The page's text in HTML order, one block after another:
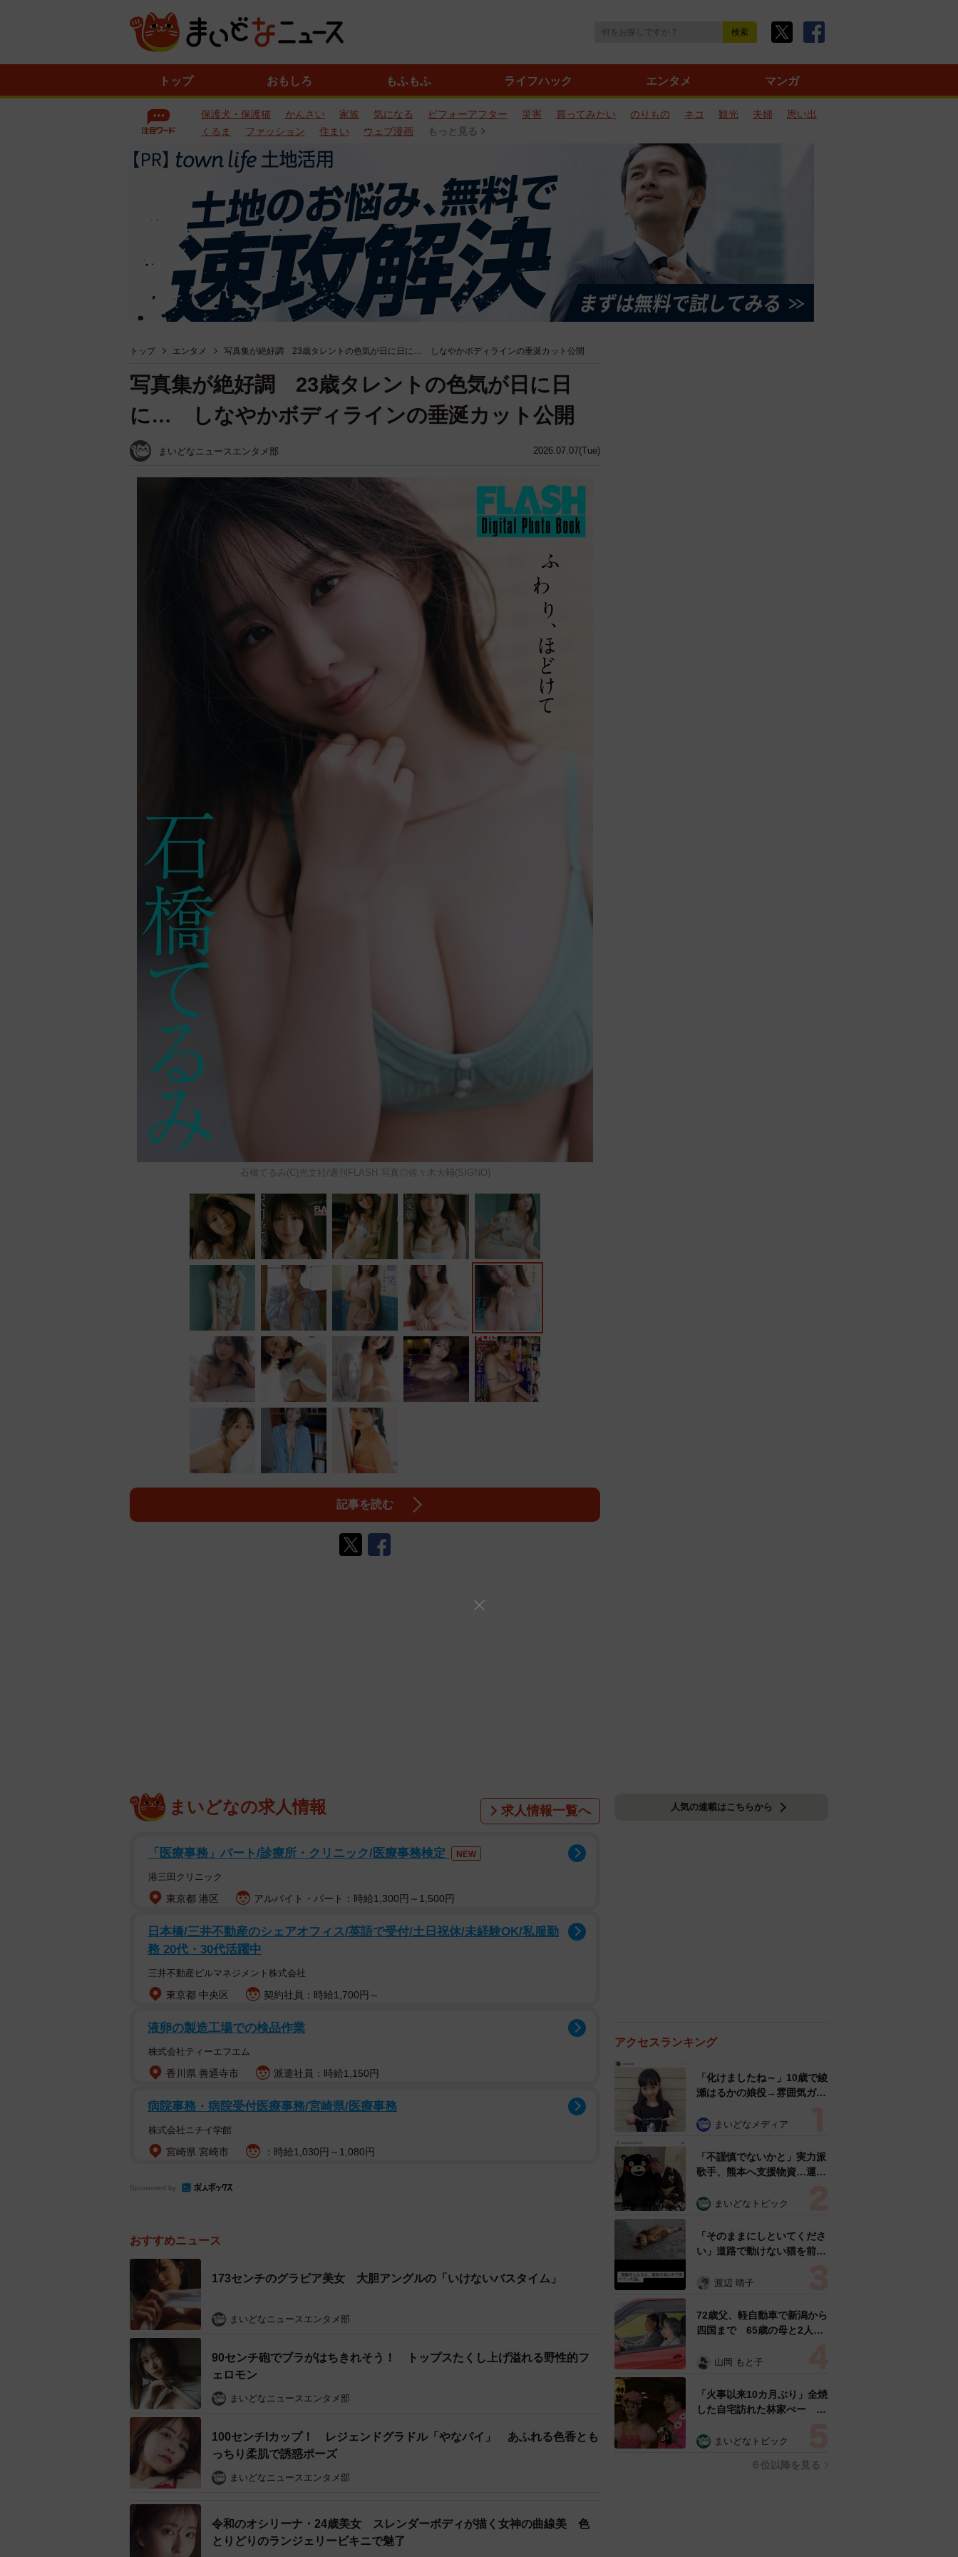
トップ おもしろ もふもふ ライフハック エンタメ マンガ
保護犬・保護猫 かんさい 家族 気になる ビフォーアフター 災害 買ってみたい のりもの ネコ 観光 夫婦
思い出
くるま
ファッション 住まい ウェブ漫画 もっと見る
トップ エンタメ 写真集が絶好調 23歳タレントの色気が日に日に… しなやかボディラインの垂涎カット公開
2026.07.07(Tue)
写真集が絶好調 23歳タレントの色気が日に日
に… しなやかボディラインの垂涎カット公開
まいどなニュースエンタメ部
石橋てるみ(C)光文社/週刊FLASH 写真◎佐々木大輔(SIGNO)
記事を読む
まいどなの求人情報 求人情報一覧へ
「医療事務」パート/診療所・クリニック/医療事務検定 NEW
港三田クリニック
東京都 港区 アルバイト・パート：時給1,300円～1,500円
日本橋/三井不動産のシェアオフィス/英語で受付/土日祝休/未経験OK/私服勤
務 20代・30代活躍中
三井不動産ビルマネジメント株式会社
東京都 中央区 契約社員：時給1,700円～
液卵の製造工場での検品作業
株式会社ティーエフエム
香川県 善通寺市 派遣社員：時給1,150円
病院事務・病院受付医療事務/宮崎県/医療事務
株式会社ニチイ学館
宮崎県 宮崎市 ：時給1,030円～1,080円
Sponsored by
おすすめニュース
173センチのグラビア美女 大胆アングルの「いけないバスタイム」
まいどなニュースエンタメ部
90センチ砲でブラがはちきれそう！ トップスたくし上げ溢れる野性的フ
ェロモン
まいどなニュースエンタメ部
100センチIカップ！ レジェンドグラドル「やなパイ」 あふれる色香とも
っちり柔肌で誘惑ポーズ
まいどなニュースエンタメ部
令和のオシリーナ・24歳美女 スレンダーボディが描く女神の曲線美 色
とりどりのランジェリービキニで魅了
人気の連載はこちらから
アクセスランキング
「化けましたね～」10歳で綾
瀬はるかの娘役→雰囲気ガラ
雰囲気が」「宝塚に入れそ
まいどなメディア
「不謹慎でないかと」実力派
歌手、熊本へ支援物資…運搬
めらい 「痛いほど伝わる」
まいどなトピック
「そのままにしといてくださ
い」道路で動けない猫を前に
ようとした4日間 「命の重
表の訴え
渡辺 晴子
72歳父、軽自動車で新潟から
四国まで 65歳の母と2人で
憩まで分刻み… 「大学生で
山岡 もと子
「火事以来10カ月ぶり」全焼
した自宅訪れた林家ぺー 内
ン状態の部屋に呆然
まいどなトピック
６位以降を見る